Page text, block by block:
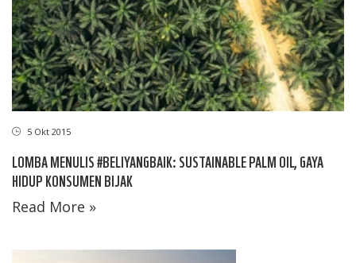
5 Okt 2015
LOMBA MENULIS #BELIYANGBAIK: SUSTAINABLE PALM OIL, GAYA
HIDUP KONSUMEN BIJAK
Read More »